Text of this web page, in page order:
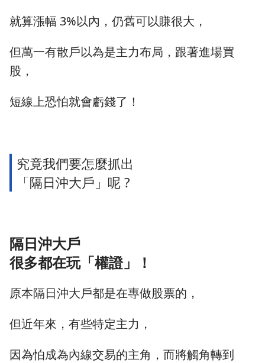
就算漲幅 3%以內，仍舊可以賺很大，
但萬一有散戶以為是主力布局，跟著進場買
股，
短線上恐怕就會虧錢了！
究竟我們要怎麼抓出
「隔日沖大戶」呢 ?
隔日沖大戶
很多都在玩「權證」！
原本隔日沖大戶都是在專做股票的，
但近年來，有些特定主力，
因為怕成為內線交易的主角，而將觸角轉到